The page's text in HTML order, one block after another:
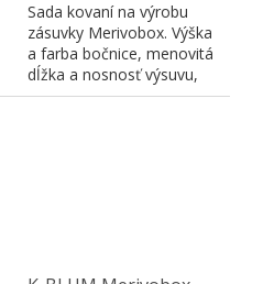
Sada kovaní na výrobu
zásuvky Merivobox. Výška
a farba bočnice, menovitá
dĺžka a nosnosť výsuvu,
typ čelného kovania...